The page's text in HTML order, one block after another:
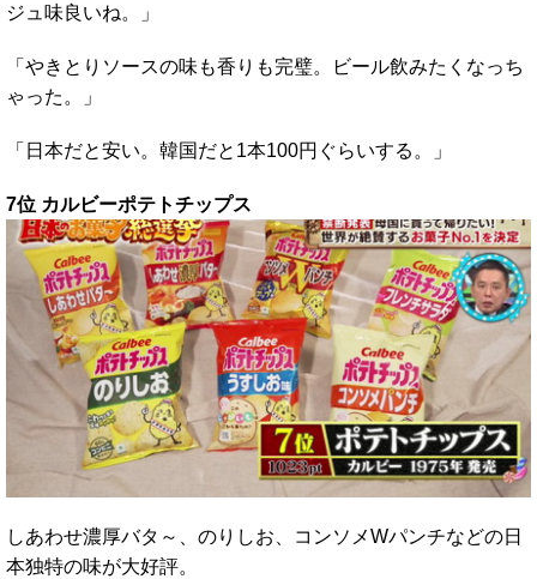
ジュ味良いね。」
「やきとりソースの味も香りも完璧。ビール飲みたくなっち
ゃった。」
「日本だと安い。韓国だと1本100円ぐらいする。」
7位 カルビーポテトチップス
しあわせ濃厚バタ～、のりしお、コンソメWパンチなどの日
本独特の味が大好評。